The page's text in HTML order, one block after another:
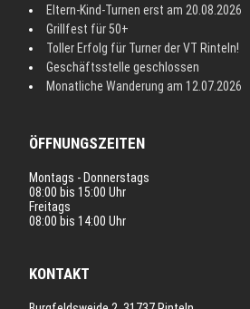
Eltern-Kind-Turnen erst am 20.08.2026
Grillfest für 50+
Toller Erfolg für Turner der VT Rinteln!
Geschäftsstelle geschlossen
Monatliche Wanderung am 12.07.2026
ÖFFNUNGSZEITEN
Montags - Donnerstags
08:00 bis 15:00 Uhr
Freitags
08:00 bis 14:00 Uhr
KONTAKT